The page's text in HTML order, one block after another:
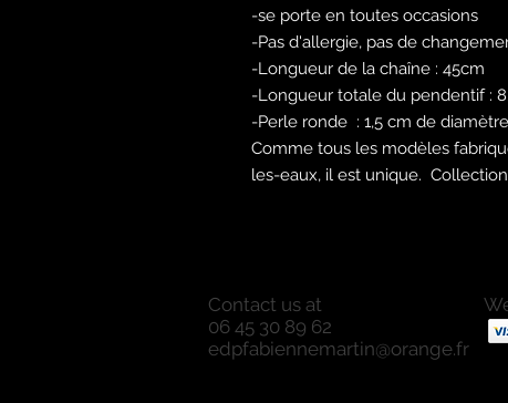
-se porte en toutes occasions
-Pas d'allergie, pas de
-Longueur de la chaîne : 45cm
-Longueur totale du pendentif :
-Perle ronde : 1,5 cm de diamètre
Comme tous les modèles
les-eaux, il est unique.
Contact us at
06 45 30 89 62
edpfabiennemartin@orange.fr